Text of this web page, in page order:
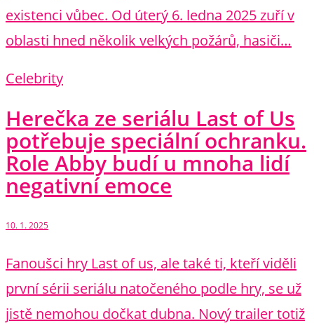
existenci vůbec. Od úterý 6. ledna 2025 zuří v
oblasti hned několik velkých požárů, hasiči…
Celebrity
Herečka ze seriálu Last of Us
potřebuje speciální ochranku.
Role Abby budí u mnoha lidí
negativní emoce
10. 1. 2025
Fanoušci hry Last of us, ale také ti, kteří viděli
první sérii seriálu natočeného podle hry, se už
jistě nemohou dočkat dubna. Nový trailer totiž